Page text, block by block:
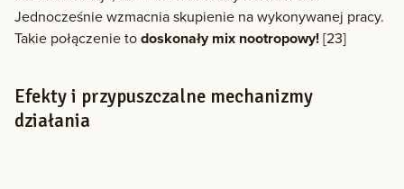
Jednocześnie wzmacnia skupienie na wykonywanej pracy.
Takie połączenie todoskonały mix nootropowy![23]
Efekty i przypuszczalne mechanizmy
działania